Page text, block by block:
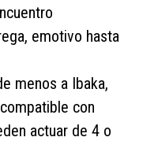
emotivo hasta
menos a Ibaka,
con
actuar de 4 o